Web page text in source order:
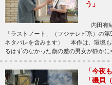
う」
内田有
「ラストノート」（フジテレビ系）の
ネタバレを含みます） 本作は、環境
るはずのなかった歳の差の男女が静か
「今夜
「磯貝